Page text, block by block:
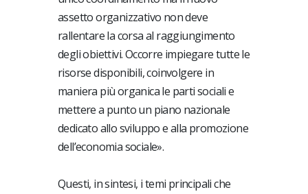
assetto organizzativo non deve
rallentare la corsa al raggiungimento
degli obiettivi. Occorre impiegare tutte le
risorse disponibili, coinvolgere in
maniera più organica le parti sociali e
mettere a punto un piano nazionale
dedicato allo sviluppo e alla promozione
dell’economia sociale».
Questi, in sintesi, i temi principali che